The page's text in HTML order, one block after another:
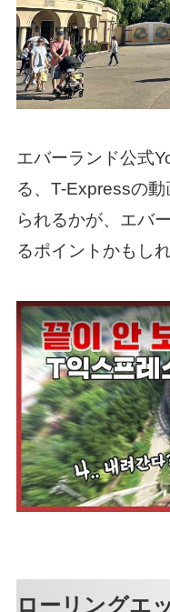
エバーランド公式
る、T-Expressの
られるかが、エバ
るポイントかもし
ローリングエ